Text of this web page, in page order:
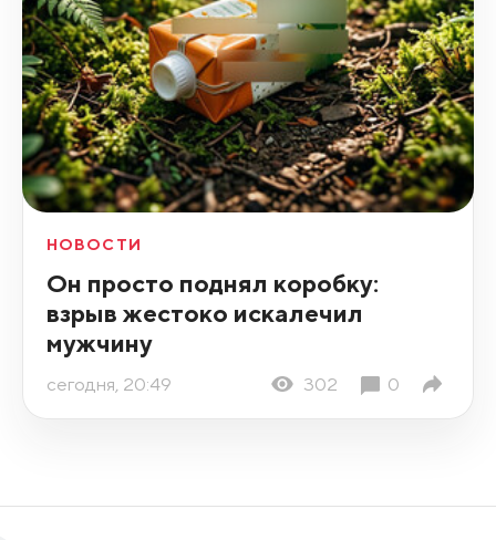
НОВОСТИ
Он просто поднял коробку:
взрыв жестоко искалечил
мужчину
сегодня, 20:49 302 0